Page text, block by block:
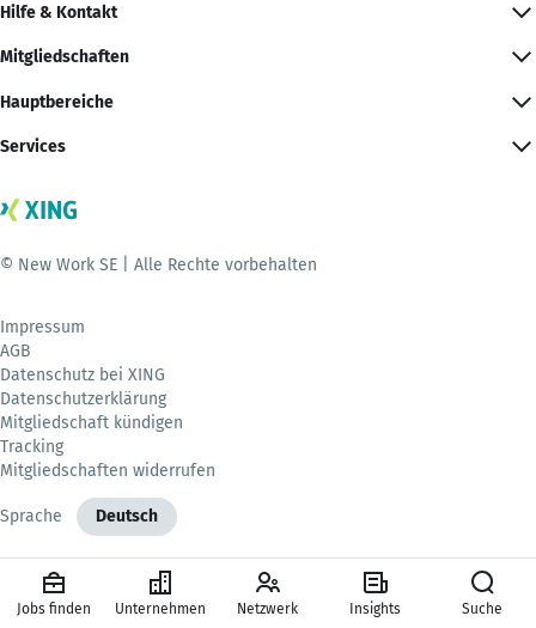
Hilfe & Kontakt
Mitgliedschaften
Hauptbereiche
Services
© New Work SE | Alle Rechte vorbehalten
Impressum
AGB
Datenschutz bei XING
Datenschutzerklärung
Mitgliedschaft kündigen
Tracking
Mitgliedschaften widerrufen
Sprache Deutsch
Jobs finden Unternehmen Netzwerk Insights Suche